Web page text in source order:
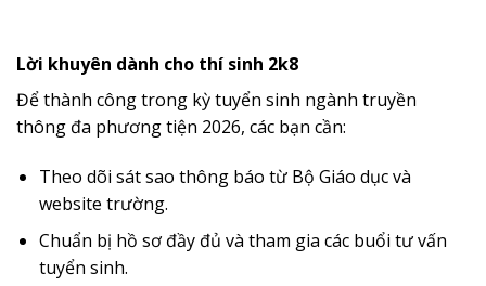
Lời khuyên dành cho thí sinh 2k8
Để thành công trong kỳ tuyển sinh ngành truyền
thông đa phương tiện 2026, các bạn cần:
Theo dõi sát sao thông báo từ Bộ Giáo dục và
website trường.
Chuẩn bị hồ sơ đầy đủ và tham gia các buổi tư vấn
tuyển sinh.